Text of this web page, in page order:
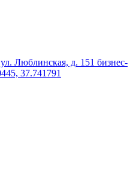
Люблинская, д. 151 бизнес-
37.741791